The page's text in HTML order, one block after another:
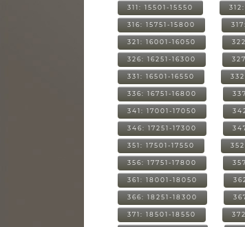
311: 15501-15550
316: 15751-15800
321: 16001-16050
326: 16251-16300
331: 16501-16550
336: 16751-16800
341: 17001-17050
346: 17251-17300
351: 17501-17550
356: 17751-17800
361: 18001-18050
366: 18251-18300
371: 18501-18550